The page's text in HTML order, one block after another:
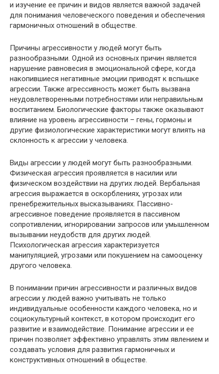
и изучение ее причин и видов является важной задачей
для понимания человеческого поведения и обеспечения
гармоничных отношений в обществе.
Причины агрессивности у людей могут быть
разнообразными. Одной из основных причин является
нарушение равновесия в эмоциональной сфере, когда
накопившиеся негативные эмоции приводят к вспышке
агрессии. Также агрессивность может быть вызвана
неудовлетворенными потребностями или неправильным
воспитанием. Биологические факторы также оказывают
влияние на уровень агрессивности – гены, гормоны и
другие физиологические характеристики могут влиять на
склонность к агрессии у человека.
Виды агрессии у людей могут быть разнообразными.
Физическая агрессия проявляется в насилии или
физическом воздействии на других людей. Вербальная
агрессия выражается в оскорблениях, угрозах или
пренебрежительных высказываниях. Пассивно-
агрессивное поведение проявляется в пассивном
сопротивлении, игнорировании запросов или умышленном
вызывании неудобств для других людей.
Психологическая агрессия характеризуется
манипуляцией, угрозами или покушением на самооценку
другого человека.
В понимании причин агрессивности и различных видов
агрессии у людей важно учитывать не только
индивидуальные особенности каждого человека, но и
социокультурный контекст, в котором происходит его
развитие и взаимодействие. Понимание агрессии и ее
причин позволяет эффективно управлять этим явлением и
создавать условия для развития гармоничных и
конструктивных отношений в обществе.